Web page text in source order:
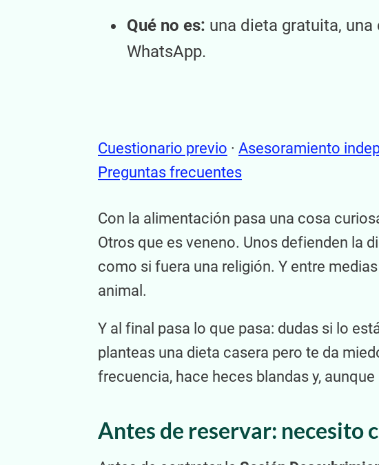
Qué no es: una dieta gratuita,
WhatsApp.
Cuestionario previo · Asesoramiento
Preguntas frecuentes
Con la alimentación pasa una cosa
Otros que es veneno. Unos defienden la
como si fuera una religión. Y entre
animal.
Y al final pasa lo que pasa: dudas si lo
planteas una dieta casera pero te da
frecuencia, hace heces blandas y,
Antes de reservar: necesito